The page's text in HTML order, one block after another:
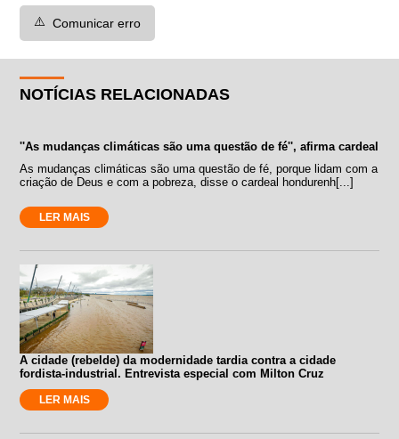
⚠️ Comunicar erro
NOTÍCIAS RELACIONADAS
''As mudanças climáticas são uma questão de fé'', afirma cardeal
As mudanças climáticas são uma questão de fé, porque lidam com a
criação de Deus e com a pobreza, disse o cardeal hondurenh[...]
LER MAIS
A cidade (rebelde) da modernidade tardia contra a cidade
fordista-industrial. Entrevista especial com Milton Cruz
LER MAIS